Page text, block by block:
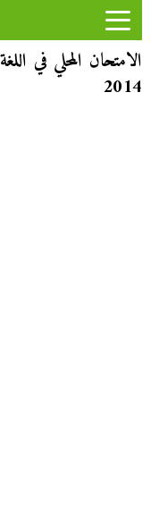
الامتحان المحلي في
2014